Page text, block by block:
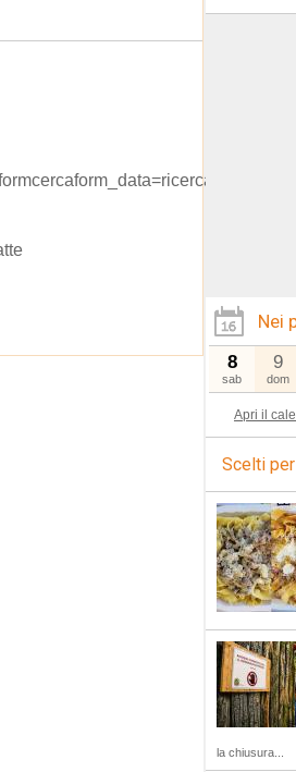
Nei
8
sab
9
dom
Apri il
Scelti
la chiusura...